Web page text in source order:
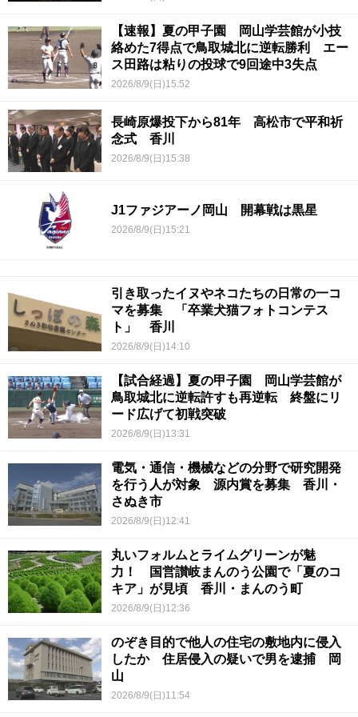
【速報】夏の甲子園 岡山学芸館が小技
絡めた7得点で鳥取城北に逆転勝利 エー
ス田路は粘りの投球で9回途中3失点
2026/8/9(日)15:52
長崎原爆投下から81年 高松市で平和祈
念式 香川
2026/8/9(日)15:38
J1ファジアーノ岡山 開幕戦は黒星
2026/8/9(日)15:21
引き取ったイヌやネコたちの日常の一コ
マを募集 「卒業犬猫フォトコンテス
ト」 香川
2026/8/9(日)14:10
【試合経過】夏の甲子園 岡山学芸館が
鳥取城北に逆転許すも再逆転 終盤にリ
ード広げて初戦突破
2026/8/9(日)13:31
電気・通信・機械などの分野で研究開発
を行う人が対象 源内賞を募集 香川・
さぬき市
2026/8/9(日)12:41
丸いフォルムとライムグリーンが魅
力！ 国営讃岐まんのう公園で「夏のコ
キア」が見頃 香川・まんのう町
2026/8/9(日)12:36
のぞき目的で他人の住宅の敷地内に侵入
したか 住居侵入の疑いで男を逮捕 岡
山
2026/8/9(日)11:54